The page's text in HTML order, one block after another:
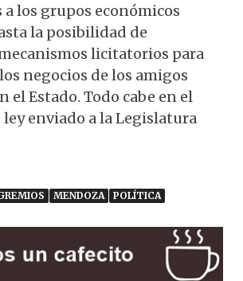
los grupos económicos
la posibilidad de
licitatorios para
negocios de los amigos
el Estado. Todo cabe en el
ley enviado a la Legislatura
MENDOZA POLÍTICA